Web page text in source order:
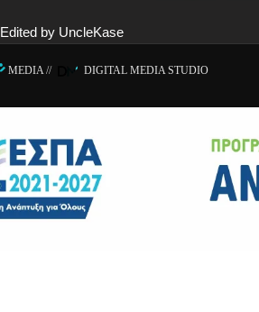
Edited by UncleKase
MEDIA // DIGITAL MEDIA STUDIO